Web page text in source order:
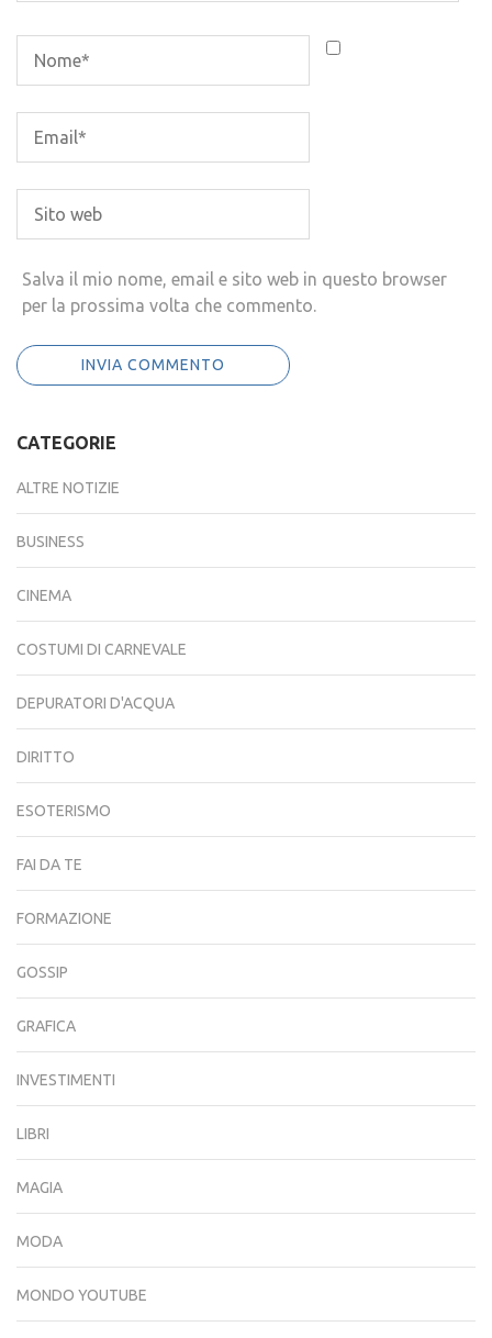
Salva il mio nome, email e sito web in questo browser
per la prossima volta che commento.
CATEGORIE
ALTRE NOTIZIE
BUSINESS
CINEMA
COSTUMI DI CARNEVALE
DEPURATORI D'ACQUA
DIRITTO
ESOTERISMO
FAI DA TE
FORMAZIONE
GOSSIP
GRAFICA
INVESTIMENTI
LIBRI
MAGIA
MODA
MONDO YOUTUBE